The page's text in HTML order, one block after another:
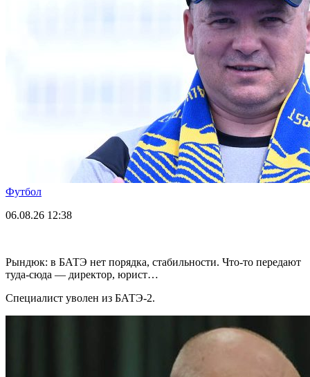
Футбол
06.08.26 12:38
Рындюк: в БАТЭ нет порядка, стабильности. Что-то передают
туда-сюда — директор, юрист…
Специалист уволен из БАТЭ-2.